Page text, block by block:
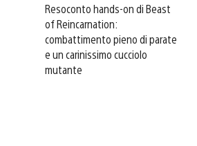
Resoconto hands-on di Beast
of Reincarnation:
combattimento pieno di parate
e un carinissimo cucciolo
mutante